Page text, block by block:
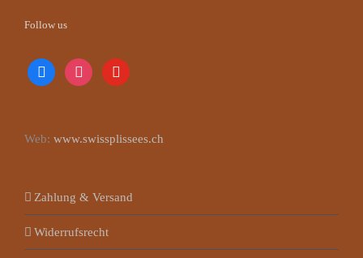
Follow us
facebookinstagramyoutube
Web: www.swissplissees.ch
Zahlung & Versand
Widerrufsrecht